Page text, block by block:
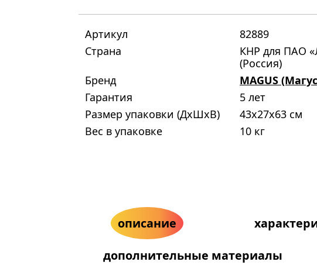
Артикул
82889
Страна
КНР для ПАО
(Россия)
Бренд
MAGUS
Гарантия
5 лет
Размер упаковки (ДxШxВ)
43x27x63 см
Вес в упаковке
10 кг
описание
дополнительные материалы